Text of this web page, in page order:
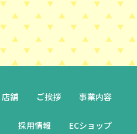
店舗 ご挨拶 事業内容
採用情報 ECショップ